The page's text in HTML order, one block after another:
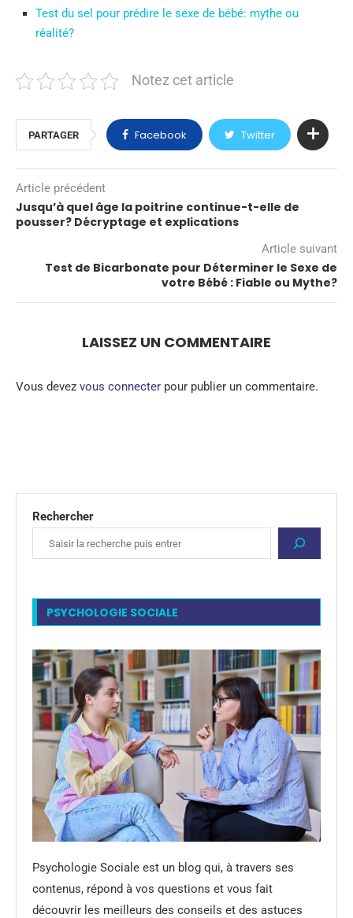
Test du sel pour prédire le sexe de bébé: mythe ou
réalité?
Notez cet article
PARTAGER Facebook Twitter
Article précédent
Jusqu’à quel âge la poitrine continue-t-elle de
pousser? Décryptage et explications
Article suivant
Test de Bicarbonate pour Déterminer le Sexe de
votre Bébé : Fiable ou Mythe?
LAISSEZ UN COMMENTAIRE
Vous devez vous connecter pour publier un commentaire.
Rechercher
PSYCHOLOGIE SOCIALE
Psychologie Sociale est un blog qui, à travers ses
contenus, répond à vos questions et vous fait
découvrir les meilleurs des conseils et des astuces